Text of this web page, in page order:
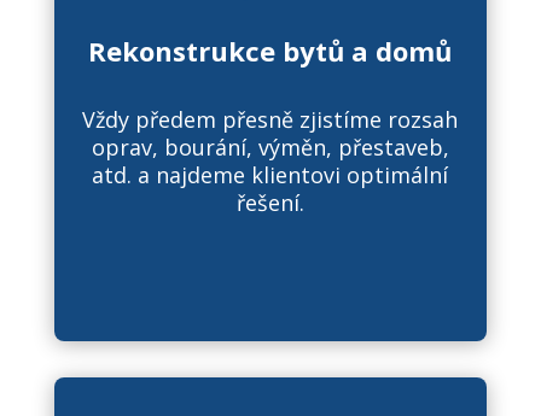
Rekonstrukce bytů a domů
Vždy předem přesně zjistíme rozsah
oprav, bourání, výměn, přestaveb,
atd. a najdeme klientovi optimální
řešení.